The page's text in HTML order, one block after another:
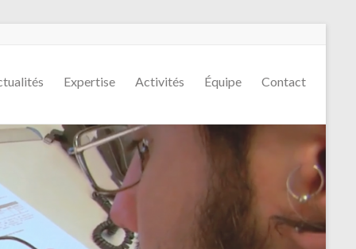
Expertise Activités Équipe Contact